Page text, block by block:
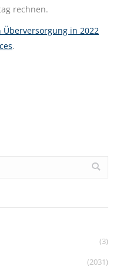
rechnen.
in 2022
.
(3)
(2031)